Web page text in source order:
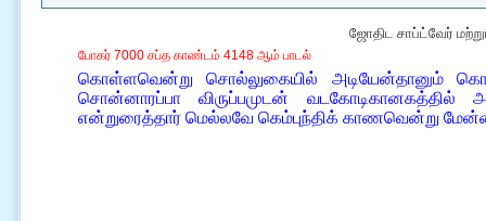
ஜோதிட சாப்ட்வேர்
போகர் 7000 சப்த காண்டம் 4148 ஆம் பாடல்
கொள்ளவென்று சொல்லுகையில் அடியேன்தானும்
சொன்னாரப்பா விருப்பமுடன்
என்றுரைத்தார் மெல்லவே கெம்புந்திக் காணவென்று